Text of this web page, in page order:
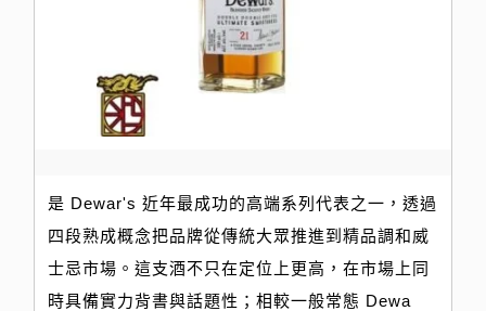
是 Dewar's 近年最成功的高端系列代表之一，透過
四段熟成概念把品牌從傳統大眾推進到精品調和威
士忌市場。這支酒不只在定位上更高，在市場上同
時具備實力背書與話題性；相較一般常態 Dewa